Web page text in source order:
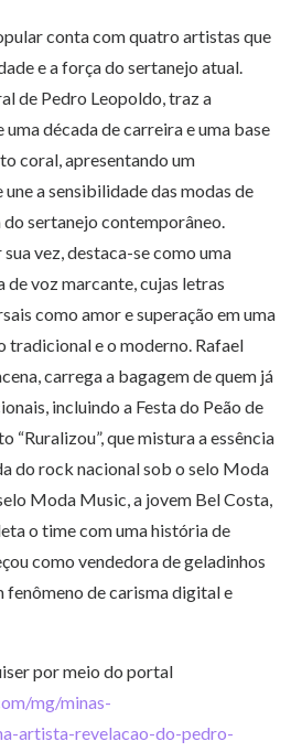
conta com quatro artistas que
e a força do sertanejo atual.
de Pedro Leopoldo, traz a
década de carreira e uma base
coral, apresentando um
a sensibilidade das modas de
sertanejo contemporâneo.
vez, destaca-se como uma
voz marcante, cujas letras
como amor e superação em uma
tradicional e o moderno. Rafael
carrega a bagagem de quem já
incluindo a Festa do Peão de
“Ruralizou”, que mistura a essência
do rock nacional sob o selo Moda
Moda Music, a jovem Bel Costa,
o time com uma história de
como vendedora de geladinhos
fenômeno de carisma digital e
por meio do portal
mg/minas-
artista-revelacao-do-pedro-